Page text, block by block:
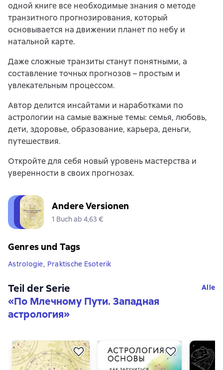
одной книге все необходимые знания о методе
транзитного прогнозирования, который
основывается на движении планет по небу и
натальной карте.
Даже сложные транзиты станут понятными, а
составление точных прогнозов – простым и
увлекательным процессом.
Автор делится инсайтами и наработками по
астрологии на самые важные темы: семья, любовь,
дети, здоровье, образование, карьера, деньги,
путешествия.
Откройте для себя новый уровень мастерства и
уверенности в своих прогнозах.
Andere Versionen
1 Buch ab 4,63 €
Genres und Tags
Astrologie, Praktische Esoterik
Teil der Serie
«По Млечному Пути. Западная
астрология»
Alle